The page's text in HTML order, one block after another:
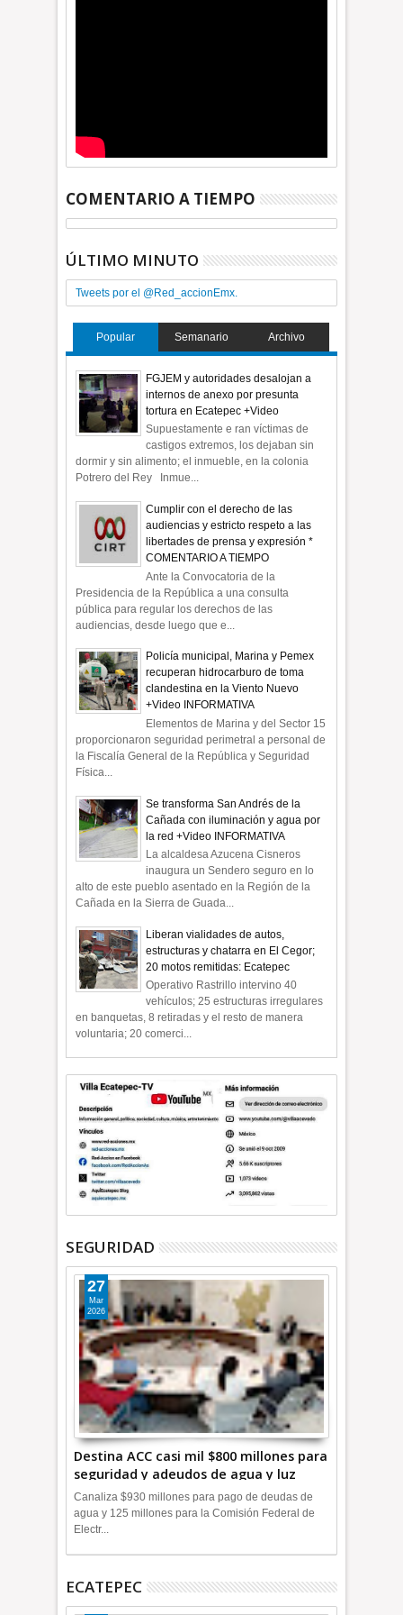
COMENTARIO A TIEMPO
ÚLTIMO MINUTO
Tweets por el @Red_accionEmx.
Popular Semanario Archivo
FGJEM y autoridades desalojan a
internos de anexo por presunta
tortura en Ecatepec +Video
Supuestamente e ran víctimas de
castigos extremos, los dejaban sin
dormir y sin alimento; el inmueble, en la colonia
Potrero del Rey Inmue...
Cumplir con el derecho de las
audiencias y estricto respeto a las
libertades de prensa y expresión *
COMENTARIO A TIEMPO
Ante la Convocatoria de la
Presidencia de la República a una consulta
pública para regular los derechos de las
audiencias, desde luego que e...
Policía municipal, Marina y Pemex
recuperan hidrocarburo de toma
clandestina en la Viento Nuevo
+Video INFORMATIVA
Elementos de Marina y del Sector 15
proporcionaron seguridad perimetral a personal de
la Fiscalía General de la República y Seguridad
Física...
Se transforma San Andrés de la
Cañada con iluminación y agua por
la red +Video INFORMATIVA
La alcaldesa Azucena Cisneros
inaugura un Sendero seguro en lo
alto de este pueblo asentado en la Región de la
Cañada en la Sierra de Guada...
Liberan vialidades de autos,
estructuras y chatarra en El Cegor;
20 motos remitidas: Ecatepec
Operativo Rastrillo intervino 40
vehículos; 25 estructuras irregulares
en banquetas, 8 retiradas y el resto de manera
voluntaria; 20 comerci...
SEGURIDAD
Destina ACC casi mil $800 millones para
seguridad y adeudos de agua y luz
+Video
27
Mar
2026
Canaliza $930 millones para pago de deudas de
agua y 125 millones para la Comisión Federal de
Electr...
ECATEPEC